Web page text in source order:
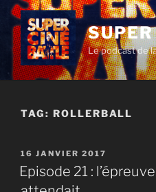
Aller
contenu
principal
Le podcast de
TAG: ROLLERBALL
PUBLIÉ
LE
16 JANVIER 2017
Episode 21 :